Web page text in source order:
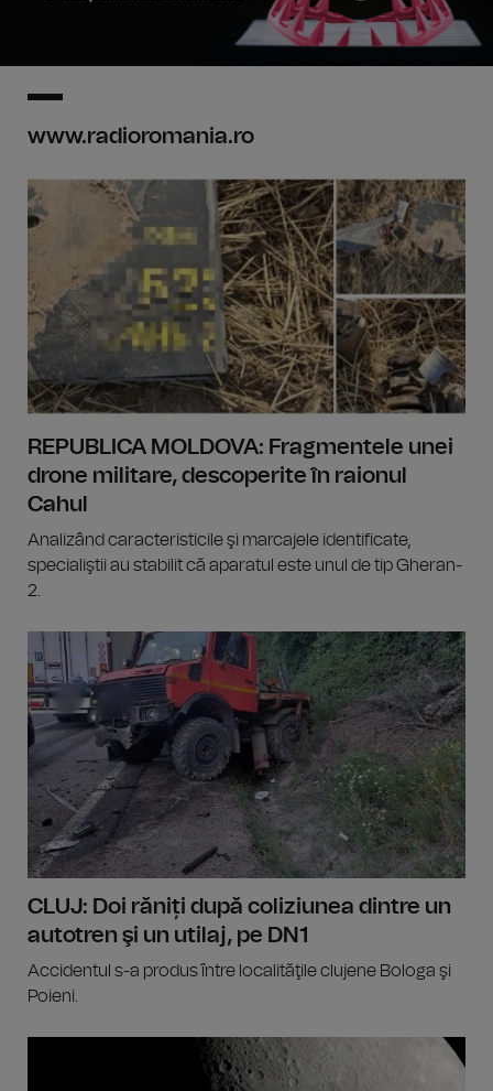
www.radioromania.ro
REPUBLICA MOLDOVA: Fragmentele unei
drone militare, descoperite în raionul
Cahul
Analizând caracteristicile şi marcajele identificate,
specialiştii au stabilit că aparatul este unul de tip Gheran-
2.
CLUJ: Doi răniți după coliziunea dintre un
autotren şi un utilaj, pe DN1
Accidentul s-a produs între localităţile clujene Bologa şi
Poieni.